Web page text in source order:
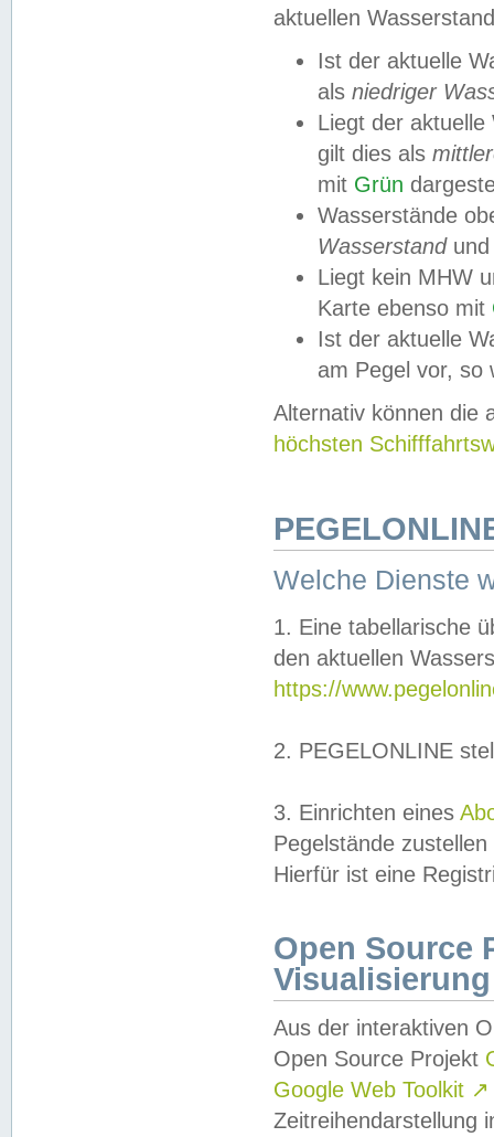
aktuellen
Ist der aktuelle
als niedriger
Liegt der
gilt dies als
mit Grün
Wasserstände
Wasserstandund
Liegt kein MHW
Karte ebenso mit
Ist der aktuelle
am Pegel vor,
Alternativ können die
höchsten
Welche Dienste
1. Eine tabellarische
den aktuellen
https://
2. PEGELONLINE
3. Einrichten eines
Pegelstände
Hierfür ist eine
Open Source
Visualisierung
Aus der interaktiven
Open Source Projekt
Google Web Toolkit ↗
Zeitreihendarstellung